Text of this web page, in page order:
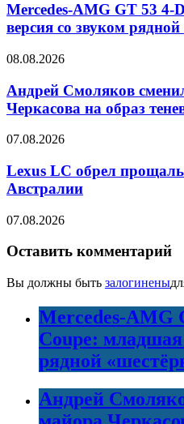
Mercedes-AMG GT 53
версия со звуком
08.08.2026
Андрей Смоляков
Черкасова на образ
07.08.2026
Lexus LC обрел
Австралии
07.08.2026
Оставить комментарий
Вы должны быть залогинены
Mercedes-AMG
Coupe: младшая
рядной
Андрей